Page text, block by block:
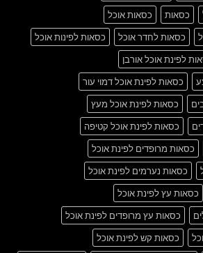
כסאות
כסאות אוכל
כסאות לחדר אוכל
כסאות לפינות אוכל
לפינת אוכל אורבן
כסאות לפינת אוכל דמוי עור
כסאות לפינת אוכל מעץ
כסאות לפינת אוכל קטיפה
כסאות מרופדים לפינת אוכל
כסאות נערמים לפינת אוכל
כסאות עץ לפינת אוכל
כסאות עץ מרופדים לפינת אוכל
כסאות קש לפינת אוכל